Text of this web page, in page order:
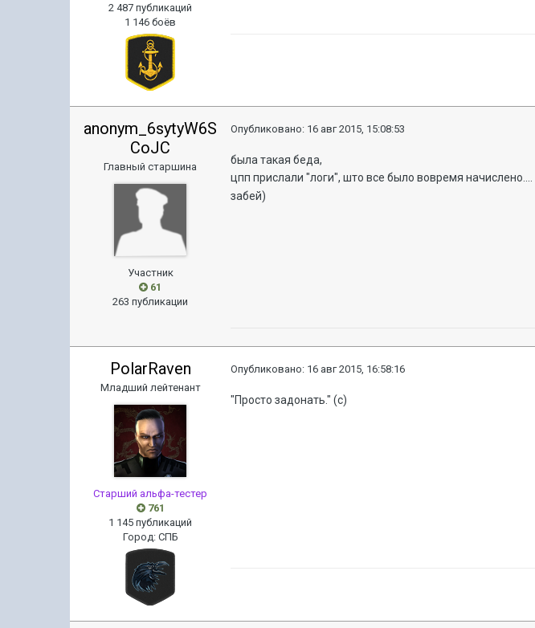
2 487 публикаций
1 146 боёв
anonym_6sytyW6S
CoJC
Главный старшина
Участник
61
263 публикации
Опубликовано: 16 авг 2015, 15:08:53
была такая беда,
цпп прислали "логи", што все было вовремя начислено....
забей)
PolarRaven
Младший лейтенант
Старший альфа-тестер
761
1 145 публикаций
Город: СПБ
Опубликовано: 16 авг 2015, 16:58:16
"Просто задонать." (с)